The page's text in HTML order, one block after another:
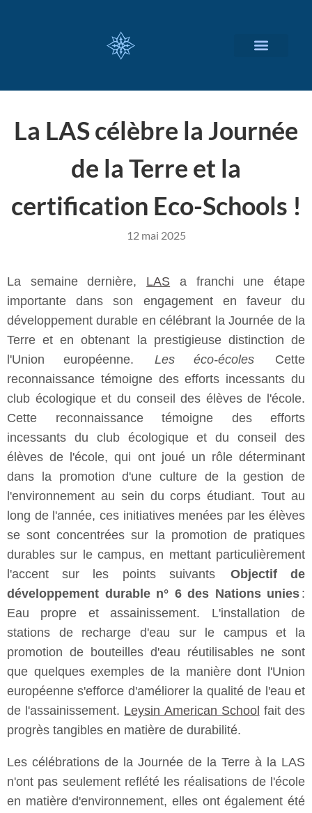
La LAS célèbre la Journée
de la Terre et la
certification Eco-Schools !
12 mai 2025
La semaine dernière, LAS a franchi une étape
importante dans son engagement en faveur du
développement durable en célébrant la Journée de la
Terre et en obtenant la prestigieuse distinction de
l'Union européenne.
Les éco-écoles
Cette
reconnaissance témoigne des efforts incessants du
club écologique et du conseil des élèves de l'école.
Cette reconnaissance témoigne des efforts
incessants du club écologique et du conseil des
élèves de l'école, qui ont joué un rôle déterminant
dans la promotion d'une culture de la gestion de
l'environnement au sein du corps étudiant. Tout au
long de l'année, ces initiatives menées par les élèves
se sont concentrées sur la promotion de pratiques
durables sur le campus, en mettant particulièrement
l'accent sur les points suivants
Objectif de
développement durable n° 6 des Nations unies :
Eau propre et assainissement. L'installation de
stations de recharge d'eau sur le campus et la
promotion de bouteilles d'eau réutilisables ne sont
que quelques exemples de la manière dont l'Union
européenne s'efforce d'améliorer la qualité de l'eau et
de l'assainissement. Leysin American School fait des
progrès tangibles en matière de durabilité.
Les célébrations de la Journée de la Terre à la LAS
n'ont pas seulement reflété les réalisations de l'école
en matière d'environnement, elles ont également été